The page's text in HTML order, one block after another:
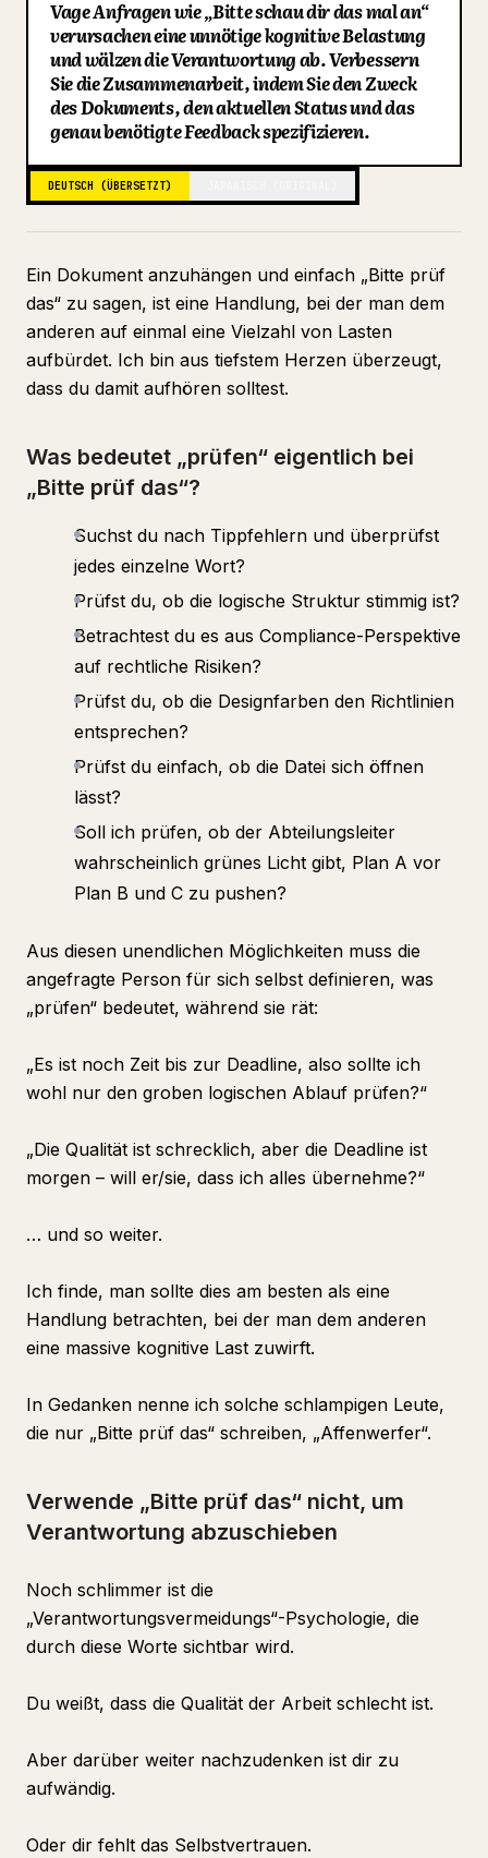
Blog
Updates
Vage Anfragen wie „Bitte schau dir das mal an“
verursachen eine unnötige kognitive Belastung
und wälzen die Verantwortung ab. Verbessern
Sie die Zusammenarbeit, indem Sie den Zweck
des Dokuments, den aktuellen Status und das
genau benötigte Feedback spezifizieren.
DEUTSCH (ÜBERSETZT)
Ein Dokument anzuhängen und einfach „Bitte prüf
das“ zu sagen, ist eine Handlung, bei der man dem
anderen auf einmal eine Vielzahl von Lasten
aufbürdet. Ich bin aus tiefstem Herzen überzeugt,
dass du damit aufhören solltest.
Was bedeutet „prüfen“ eigentlich bei
„Bitte prüf das“?
Suchst du nach Tippfehlern und überprüfst
jedes einzelne Wort?
Prüfst du, ob die logische Struktur stimmig ist?
Betrachtest du es aus Compliance-Perspektive
auf rechtliche Risiken?
Prüfst du, ob die Designfarben den Richtlinien
entsprechen?
Prüfst du einfach, ob die Datei sich öffnen
lässt?
Soll ich prüfen, ob der Abteilungsleiter
wahrscheinlich grünes Licht gibt, Plan A vor
Plan B und C zu pushen?
Aus diesen unendlichen Möglichkeiten muss die
angefragte Person für sich selbst definieren, was
„prüfen“ bedeutet, während sie rät:
„Es ist noch Zeit bis zur Deadline, also sollte ich
wohl nur den groben logischen Ablauf prüfen?“
„Die Qualität ist schrecklich, aber die Deadline ist
morgen – will er/sie, dass ich alles übernehme?“
… und so weiter.
Ich finde, man sollte dies am besten als eine
Handlung betrachten, bei der man dem anderen
eine massive kognitive Last zuwirft.
In Gedanken nenne ich solche schlampigen Leute,
die nur „Bitte prüf das“ schreiben, „Affenwerfer“.
Verwende „Bitte prüf das“ nicht, um
Verantwortung abzuschieben
Noch schlimmer ist die
„Verantwortungsvermeidungs“-Psychologie, die
durch diese Worte sichtbar wird.
Du weißt, dass die Qualität der Arbeit schlecht ist.
Aber darüber weiter nachzudenken ist dir zu
aufwändig.
Oder dir fehlt das Selbstvertrauen.